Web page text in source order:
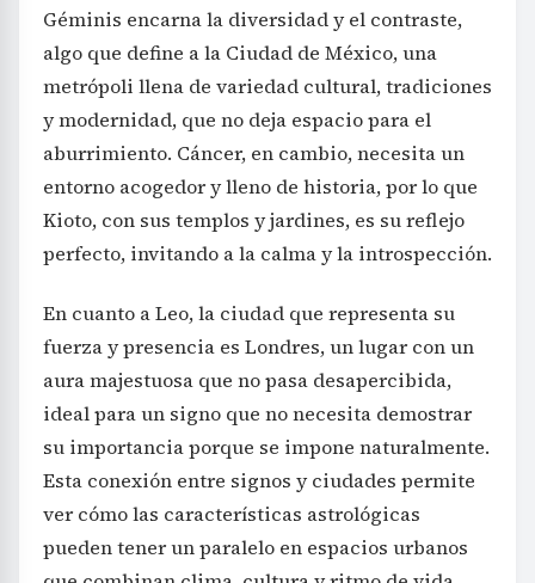
Géminis encarna la diversidad y el contraste,
algo que define a la Ciudad de México, una
metrópoli llena de variedad cultural, tradiciones
y modernidad, que no deja espacio para el
aburrimiento. Cáncer, en cambio, necesita un
entorno acogedor y lleno de historia, por lo que
Kioto, con sus templos y jardines, es su reflejo
perfecto, invitando a la calma y la introspección.
En cuanto a Leo, la ciudad que representa su
fuerza y presencia es Londres, un lugar con un
aura majestuosa que no pasa desapercibida,
ideal para un signo que no necesita demostrar
su importancia porque se impone naturalmente.
Esta conexión entre signos y ciudades permite
ver cómo las características astrológicas
pueden tener un paralelo en espacios urbanos